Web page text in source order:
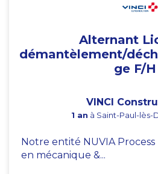
Alternant
démantèlement/
ge F/H
VINCI
1 an à Saint-Paul-lès-
Notre entité NUVIA
en mécanique &...